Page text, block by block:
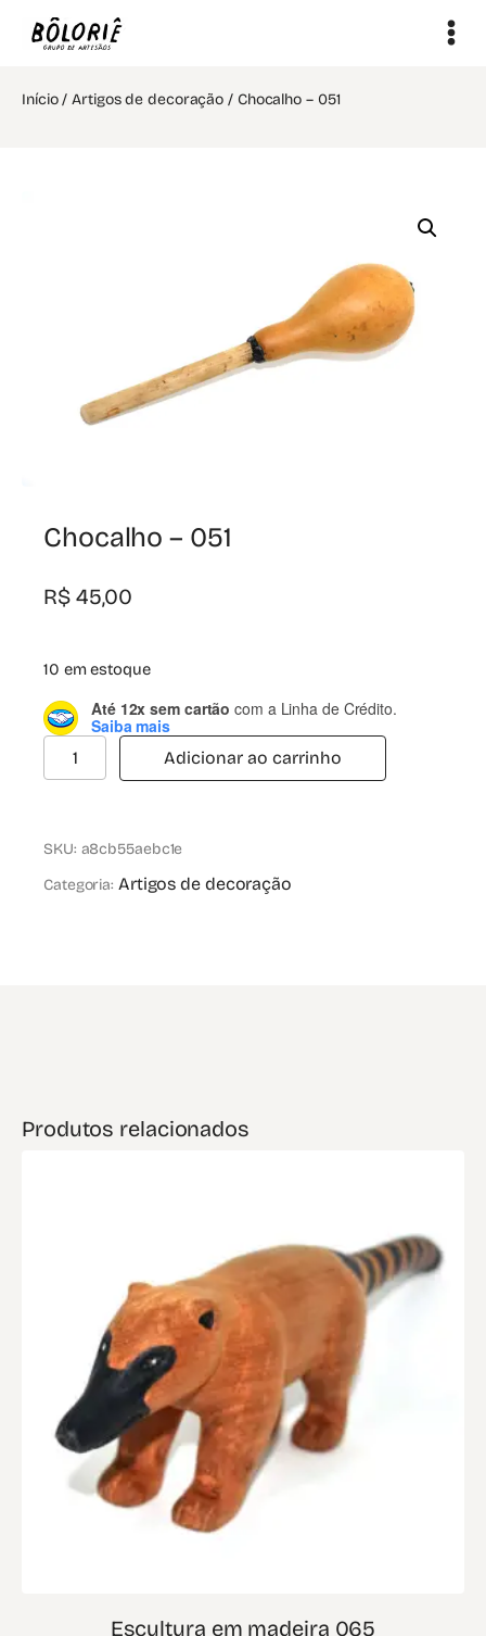
Início/Artigos de decoração / Chocalho – 051
Chocalho – 051
R$45,00
10 em estoque
Até 12x sem cartão com a Linha de Crédito.
Saiba mais
Adicionar ao carrinho
SKU: a8cb55aebc1e
Categoria: Artigos de decoração
Produtos relacionados
Escultura em madeira 065